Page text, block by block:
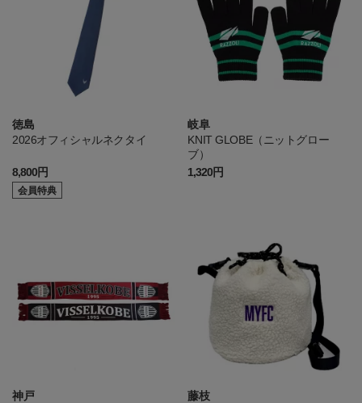
徳島
2026オフィシャルネクタイ
8,800円
会員特典
岐阜
KNIT GLOBE（ニットグロー
ブ）
1,320円
神戸
藤枝